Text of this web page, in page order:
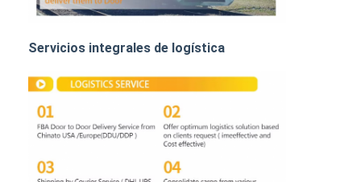
Servicios integrales de logística